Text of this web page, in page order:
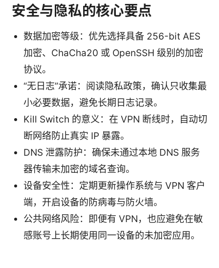
安全与隐私的核心要点
数据加密等级：优先选择具备 256-bit AES
加密、ChaCha20 或 OpenSSH 级别的加密
协议。
“无日志”承诺：阅读隐私政策，确认只收集最
小必要数据，避免长期日志记录。
Kill Switch 的意义：在 VPN 断线时，自动切
断网络防止真实 IP 暴露。
DNS 泄露防护：确保未通过本地 DNS 服务
器传输未加密的域名查询。
设备安全性：定期更新操作系统与 VPN 客户
端，开启设备的防病毒与防火墙。
公共网络风险：即便有 VPN，也应避免在敏
感账号上长期使用同一设备的未加密应用。